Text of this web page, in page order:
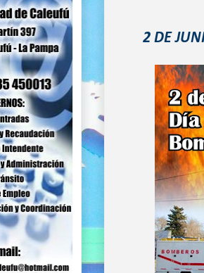
2 DE